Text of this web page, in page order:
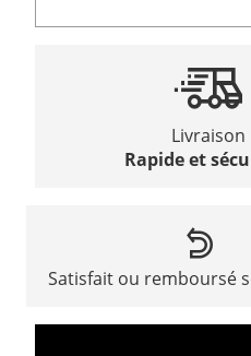
Livraison
Rapide et
Satisfait ou remboursé